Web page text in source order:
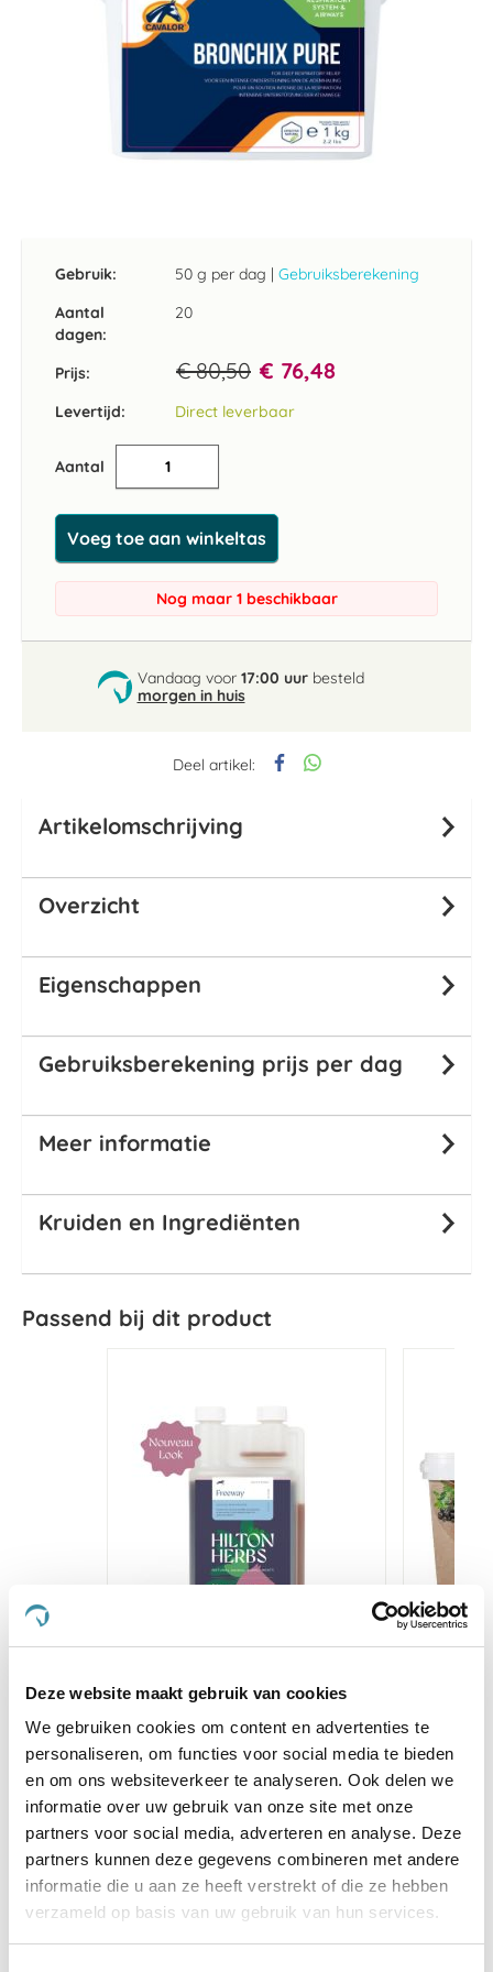
Deze website maakt gebruik van cookies
We gebruiken cookies om content en advertenties te
personaliseren, om functies voor social media te bieden
en om ons websiteverkeer te analyseren. Ook delen we
informatie over uw gebruik van onze site met onze
partners voor social media, adverteren en analyse. Deze
partners kunnen deze gegevens combineren met andere
informatie die u aan ze heeft verstrekt of die ze hebben
verzameld op basis van uw gebruik van hun services.
Deel artikel:
Gebruik: 50 g per dag | Gebruiksberekening
Aantal
dagen:
20
Prijs: € 80,50 € 76,48
Levertijd: Direct leverbaar
Aantal
Voeg toe aan winkeltas
Nog maar 1 beschikbaar
Vandaag voor 17:00 uurbesteld
morgen in huis
begin
afbeeldingen-
gallerij
Artikelomschrijving
Overzicht
Eigenschappen
Gebruiksberekening prijs per dag
Meer informatie
Kruiden en Ingrediënten
Passend bij dit product
€ 45,95 € 43,65
Voeg toe aan winkeltas
Anderen kochten ook